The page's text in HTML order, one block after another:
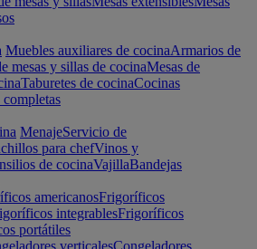
Muebles auxiliares de cocinaArmarios de
mesas y sillas de cocinaMesas de
Taburetes de cocinaCocinas
MenajeServicio de
para chefVinos y
de cocinaVajillaBandejas
americanosFrigoríficos
integrablesFrigoríficos
portátiles
verticalesCongeladores